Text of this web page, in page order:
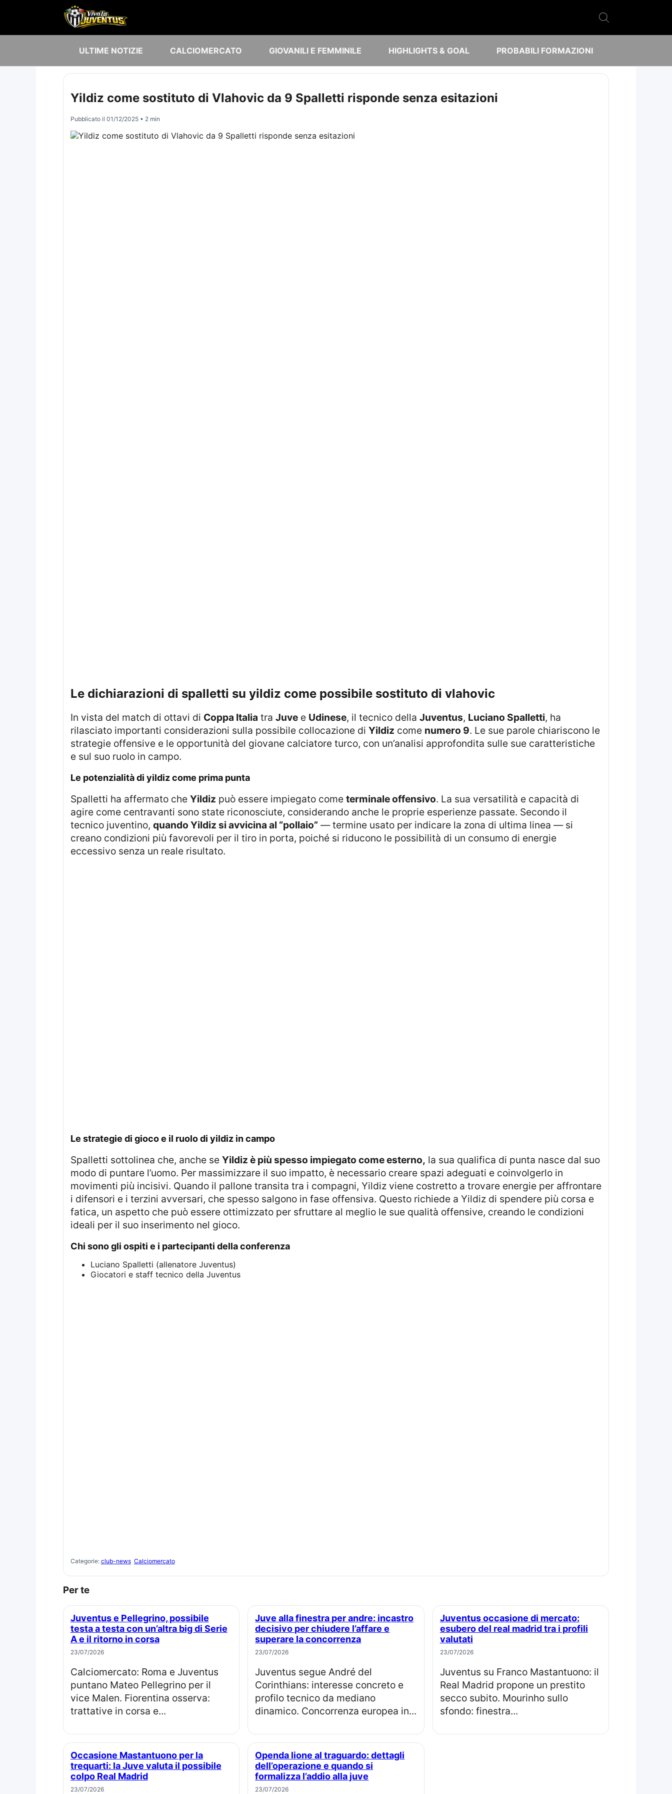
ULTIME NOTIZIE CALCIOMERCATO GIOVANILI E FEMMINILE HIGHLIGHTS & GOAL PROBABILI FORMAZIONI
Yildiz come sostituto di Vlahovic da 9 Spalletti risponde senza esitazioni
Pubblicato il 01/12/2025• 2 min
le dichiarazioni di spalletti su yildiz come possibile sostituto di vlahovic
In vista del match di ottavi di Coppa Italia tra Juvee Udinese, il tecnico della Juventus, Luciano Spalletti, ha
rilasciato importanti considerazioni sulla possibile collocazione di Yildiz come numero 9. Le sue parole chiariscono le
strategie offensive e le opportunità del giovane calciatore turco, con un’analisi approfondita sulle sue caratteristiche
e sul suo ruolo in campo.
le potenzialità di yildiz come prima punta
Spalletti ha affermato che Yildiz può essere impiegato come terminale offensivo. La sua versatilità e capacità di
agire come centravanti sono state riconosciute, considerando anche le proprie esperienze passate. Secondo il
tecnico juventino, quando Yildiz si avvicina al “pollaio” — termine usato per indicare la zona di ultima linea — si
creano condizioni più favorevoli per il tiro in porta, poiché si riducono le possibilità di un consumo di energie
eccessivo senza un reale risultato.
le strategie di gioco e il ruolo di yildiz in campo
Spalletti sottolinea che, anche se Yildiz è più spesso impiegato come esterno, la sua qualifica di punta nasce dal suo
modo di puntare l’uomo. Per massimizzare il suo impatto, è necessario creare spazi adeguati e coinvolgerlo in
movimenti più incisivi. Quando il pallone transita tra i compagni, Yildiz viene costretto a trovare energie per affrontare
i difensori e i terzini avversari, che spesso salgono in fase offensiva. Questo richiede a Yildiz di spendere più corsa e
fatica, un aspetto che può essere ottimizzato per sfruttare al meglio le sue qualità offensive, creando le condizioni
ideali per il suo inserimento nel gioco.
chi sono gli ospiti e i partecipanti della conferenza
Luciano Spalletti (allenatore Juventus)
Giocatori e staff tecnico della Juventus
Categorie: club-news Calciomercato
Per te
Juventus e Pellegrino, possibile
testa a testa con un’altra big di Serie
A e il ritorno in corsa
23/07/2026
Calciomercato: Roma e Juventus
puntano Mateo Pellegrino per il
vice Malen. Fiorentina osserva:
trattative in corsa e...
Juve alla finestra per andre: incastro
decisivo per chiudere l’affare e
superare la concorrenza
23/07/2026
Juventus segue André del
Corinthians: interesse concreto e
profilo tecnico da mediano
dinamico. Concorrenza europea in...
Juventus occasione di mercato:
esubero del real madrid tra i profili
valutati
23/07/2026
Juventus su Franco Mastantuono: il
Real Madrid propone un prestito
secco subito. Mourinho sullo
sfondo: finestra...
Occasione Mastantuono per la
trequarti: la Juve valuta il possibile
colpo Real Madrid
23/07/2026
Openda lione al traguardo: dettagli
dell’operazione e quando si
formalizza l’addio alla juve
23/07/2026